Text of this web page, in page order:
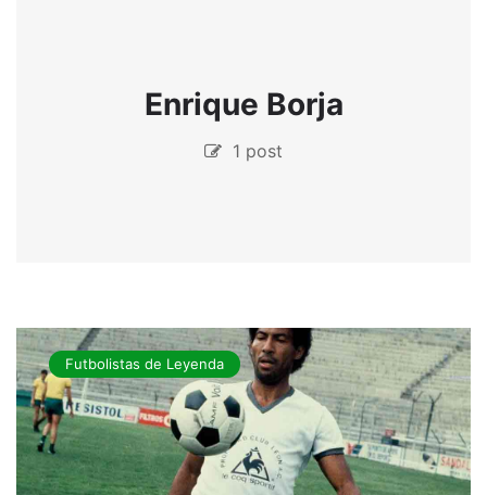
Enrique Borja
1 post
Futbolistas de Leyenda